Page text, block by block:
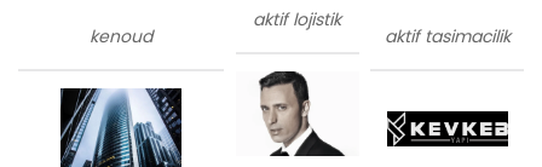
kenoud
aktif lojistik
aktif tasimacilik